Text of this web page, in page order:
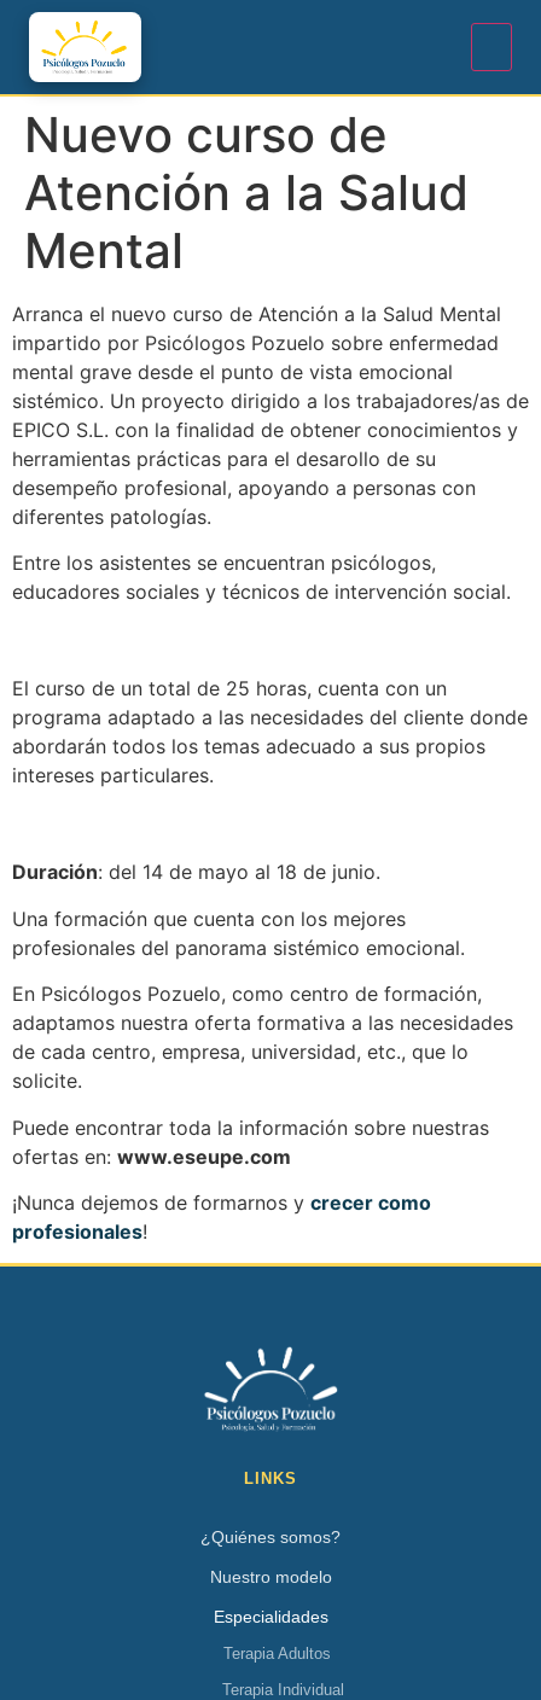
Nuevo curso de
Atención a la Salud
Mental
Arranca el nuevo curso de Atención a la Salud Mental
impartido por Psicólogos Pozuelo sobre enfermedad
mental grave desde el punto de vista emocional
sistémico. Un proyecto dirigido a los trabajadores/as de
EPICO S.L. con la finalidad de obtener conocimientos y
herramientas prácticas para el desarollo de su
desempeño profesional, apoyando a personas con
diferentes patologías.
Entre los asistentes se encuentran psicólogos,
educadores sociales y técnicos de intervención social.
El curso de un total de 25 horas, cuenta con un
programa adaptado a las necesidades del cliente donde
abordarán todos los temas adecuado a sus propios
intereses particulares.
Duración: del 14 de mayo al 18 de junio.
Una formación que cuenta con los mejores
profesionales del panorama sistémico emocional.
En Psicólogos Pozuelo, como centro de formación,
adaptamos nuestra oferta formativa a las necesidades
de cada centro, empresa, universidad, etc., que lo
solicite.
Puede encontrar toda la información sobre nuestras
ofertas en: www.eseupe.com
¡Nunca dejemos de formarnos y crecer como
profesionales!
LINKS
¿Quiénes somos?
Nuestro modelo
Especialidades
Terapia Adultos
Terapia Individual